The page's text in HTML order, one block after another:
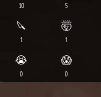
10 5
🔪
1
🤯
1
😭
0
😱
0